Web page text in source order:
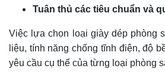
Tuân thủ các tiêu chuẩn và
Việc lựa chọn loại giày dép phòng
liệu, tính năng chống tĩnh điện, độ
yêu cầu cụ thể của từng loại phòng